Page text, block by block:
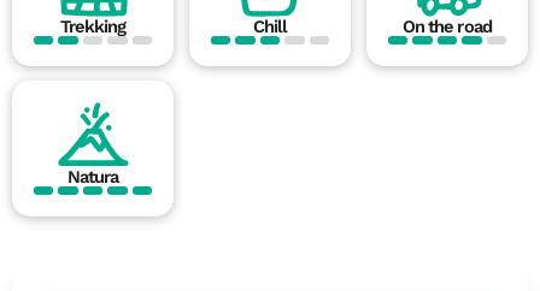
Trekking Chill On the road
Natura